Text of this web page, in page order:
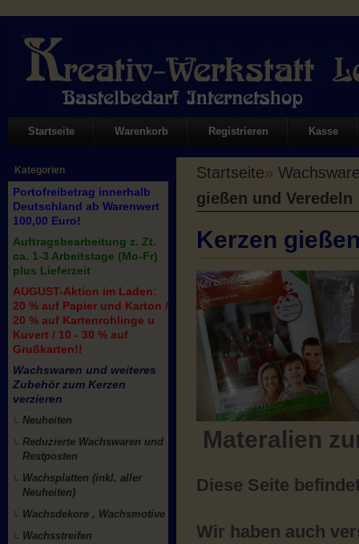
Startseite Warenkorb Registrieren Kasse
Kategorien
Portofreibetrag innerhalb
Deutschland ab Warenwert
100,00 Euro!
Auftragsbearbeitung z. Zt.
ca. 1-3 Arbeitstage (Mo-Fr)
plus Lieferzeit
AUGUST-Aktion im Laden:
20 % auf Papier und Karton /
20 % auf Kartenrohlinge u
Kuvert / 10 - 30 % auf
Grußkarten!!
Wachswaren und weiteres
Zubehör zum Kerzen
verzieren
Neuheiten
Reduzierte Wachswaren und
Restposten
Wachsplatten (inkl. aller
Neuheiten)
Wachsdekore , Wachsmotive
Wachsstreifen
Startseite»
gießen und Veredeln
Kerzen
Materalien
Diese Seite
Wir haben auch